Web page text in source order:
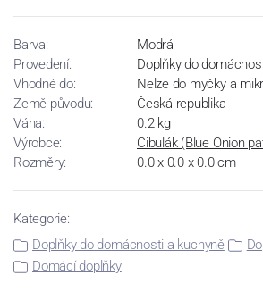
Barva:
Modrá
Provedení:
Doplňky do
Vhodné do:
Nelze do myčky a
Země původu:
Česká republika
Váha:
0.2 kg
Výrobce:
Cibulák (Blue Onion
Rozměry:
0.0 x 0.0 x 0.0 cm
Kategorie:
Doplňky do domácnosti a kuchyně
Domácí doplňky